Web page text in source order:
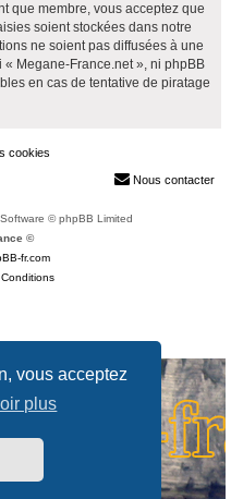
vous acceptez
plus
que membre, vous acceptez que
soient stockées dans notre
ne soient pas diffusées à une
Megane-France.net », ni phpBB
en cas de tentative de piratage
cookies
Nous contacter
© phpBB Limited
©
fr.com
Conditions